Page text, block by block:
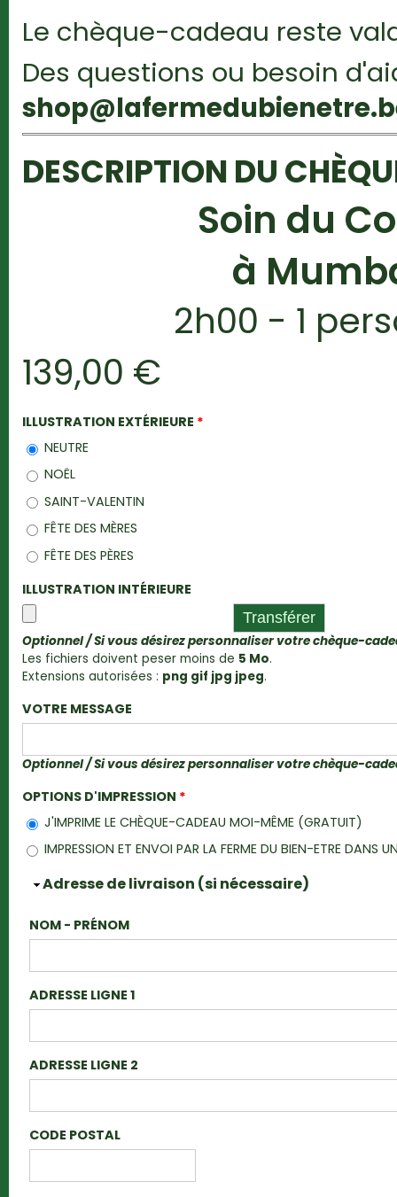
Le chèque-cadeau reste
Des questions ou besoin
DESCRIPTION DU
Soin du
à
2h00 - 1
139,00 €
ILLUSTRATION EXTÉRIEURE *
NEUTRE
NOËL
SAINT-VALENTIN
FÊTE DES MÈRES
FÊTE DES PÈRES
ILLUSTRATION INTÉRIEURE
Optionnel / Si vous désirez personnaliser votre chèque-
Les fichiers doivent peser moins de 5 Mo.
Extensions autorisées : png gif jpg jpeg.
VOTRE MESSAGE
Optionnel / Si vous désirez personnaliser votre chèque-
OPTIONS D'IMPRESSION *
J'IMPRIME LE CHÈQUE-CADEAU MOI-MÊME (GRATUIT)
IMPRESSION ET ENVOI PAR LA FERME DU BIEN-ETRE DANS
Masquer
Adresse de livraison (si nécessaire)
NOM - PRÉNOM
ADRESSE LIGNE 1
ADRESSE LIGNE 2
CODE POSTAL